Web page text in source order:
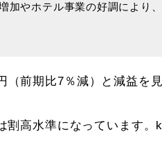
加やホテル事業の好調により
前期比7％減）と減益を
割高水準になっています